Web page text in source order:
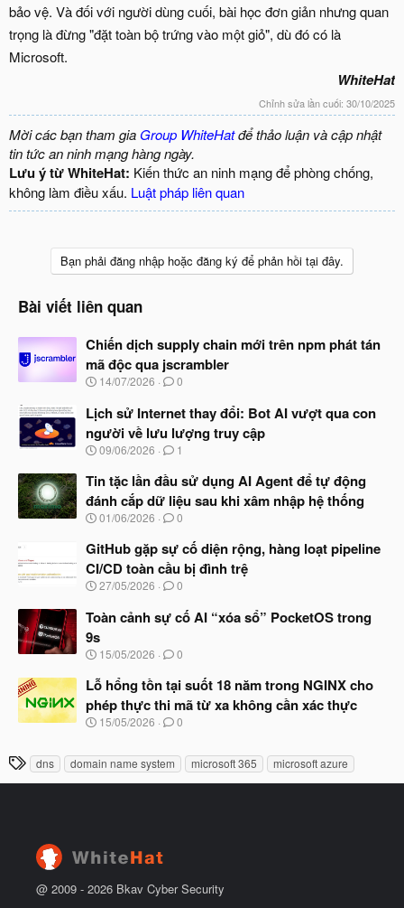
bảo vệ. Và đối với người dùng cuối, bài học đơn giản nhưng quan
trọng là đừng "đặt toàn bộ trứng vào một giỏ", dù đó có là
Microsoft.
WhiteHat
Chỉnh sửa lần cuối: 30/10/2025
Mời các bạn tham gia Group WhiteHatđể thảo luận và cập nhật
tin tức an ninh mạng hàng ngày.
Lưu ý từ WhiteHat: Kiến thức an ninh mạng để phòng chống,
không làm điều xấu. Luật pháp liên quan
Bạn phải đăng nhập hoặc đăng ký để phản hồi tại đây.
Bài viết liên quan
Chiến dịch supply chain mới trên npm phát tán
mã độc qua jscrambler
N
à
y
b
ắ
đ
ầ
u
14/07/2026 0
Lịch sử Internet thay đổi: Bot AI vượt qua con
người về lưu lượng truy cập
N
à
b
ắ
đ
ầ
u
09/06/2026 1
Tin tặc lần đầu sử dụng AI Agent để tự động
đánh cắp dữ liệu sau khi xâm nhập hệ thống
N
à
b
ắ
đ
ầ
u
01/06/2026 0
GitHub gặp sự cố diện rộng, hàng loạt pipeline
CI/CD toàn cầu bị đình trệ
N
à
y
b
ắ
đ
ầ
u
27/05/2026 0
Toàn cảnh sự cố AI “xóa sổ” PocketOS trong
9s
N
à
b
ắ
đ
ầ
u
15/05/2026 0
Lỗ hổng tồn tại suốt 18 năm trong NGINX cho
phép thực thi mã từ xa không cần xác thực
N
y
u
15/05/2026 0
T
h
dns domain name system microsoft 365 microsoft azure
@ 2009 - 2026 Bkav Cyber Security